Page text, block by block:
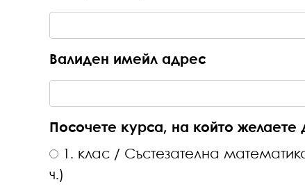
Валиден имейл адрес
Посочете курса, на който желаете
ч.)